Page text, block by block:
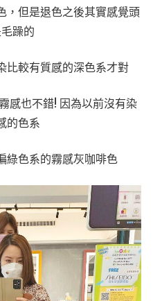
，但是退色之後其實感覺頭
躁的
比較有質感的深色系才對
感也不錯! 因為以前沒有染
的色系
綠色系的霧感灰咖啡色